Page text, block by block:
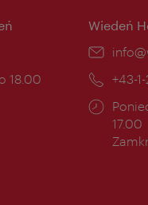
18.00
Wiedeń
E-
+43-
17.00